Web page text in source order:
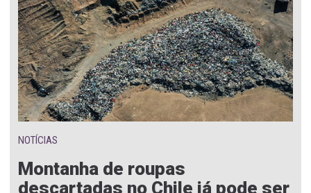
NOTÍCIAS
Montanha de roupas
descartadas no Chile já pode ser